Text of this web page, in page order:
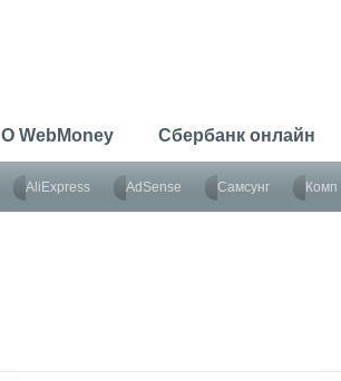
O WebMoney Сбербанк онлайн
AliExpress AdSense Самсунг Комп